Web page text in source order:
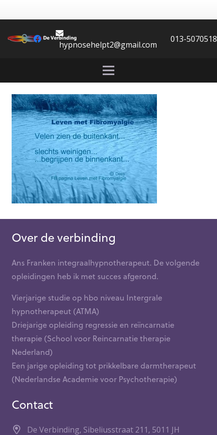
hypnosehelpt2@gmail.com
013-
Over de verbinding
Ans Franken integraalhypnotherapeut. De volgende
opleidingen heb ik met succes afgerond.
Vierjarige studie op hbo niveau Intergrale
hypnotherapeut (ATMA)
Driejarige opleiding regressie en reïncarnatie
therapie (School voor Reincarnatie therapie
Nederland)
Een jarige opleiding tot prikkelbare darmtherapeut
(Nederlandse Academie voor Psychotherapie)
Contact
De Verbinding, Sibeliusstraat 211, 5011 JH